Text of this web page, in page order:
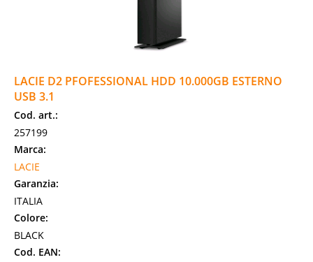
LACIE D2 PFOFESSIONAL HDD 10.000GB ESTERNO
USB 3.1
Cod. art.:
257199
Marca:
LACIE
Garanzia:
ITALIA
Colore:
BLACK
Cod. EAN: